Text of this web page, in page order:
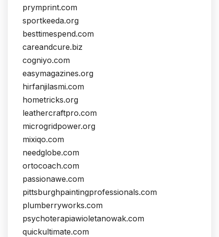
prymprint.com
sportkeeda.org
besttimespend.com
careandcure.biz
cogniyo.com
easymagazines.org
hirfanjilasmi.com
hometricks.org
leathercraftpro.com
microgridpower.org
mixiqo.com
needglobe.com
ortocoach.com
passionawe.com
pittsburghpaintingprofessionals.com
plumberryworks.com
psychoterapiawioletanowak.com
quickultimate.com